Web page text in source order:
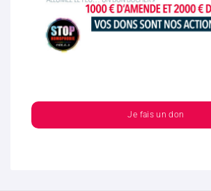
Je fais un don